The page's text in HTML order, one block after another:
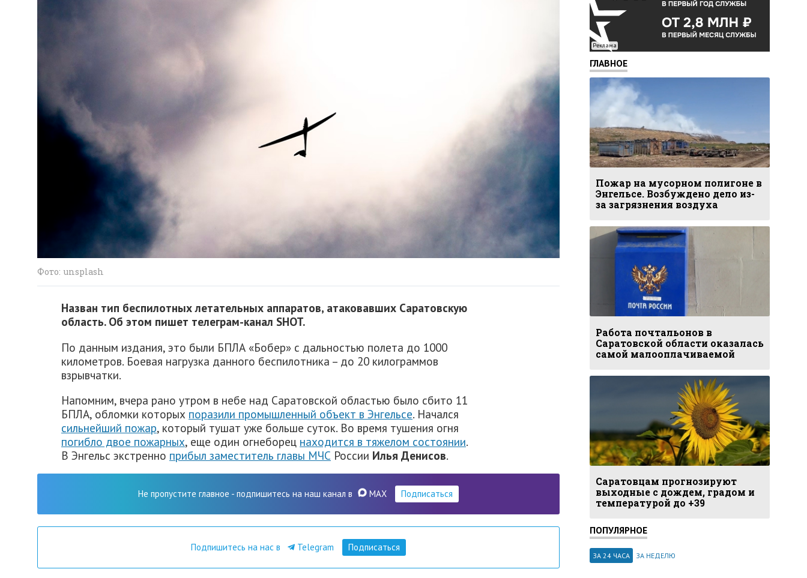
Фото: unsplash
Назван тип беспилотных летательных аппаратов, атаковавших Саратовскую
область. Об этом пишет телеграм-канал SHOT.
По данным издания, это были БПЛА «Бобер» с дальностью полета до 1000
километров. Боевая нагрузка данного беспилотника – до 20 килограммов
взрывчатки.
Напомним, вчера рано утром в небе над Саратовской областью было сбито 11
БПЛА, обломки которых поразили промышленный объект в Энгельсе. Начался
сильнейший пожар, который тушат уже больше суток. Во время тушения огня
погибло двое пожарных, еще один огнеборец находится в тяжелом состоянии.
В Энгельс экстренно прибыл заместитель главы МЧС России Илья Денисов.
Не пропустите главное - подпишитесь на наш канал в MAX Подписаться
Подпишитесь на нас в Telegram Подписаться
Реклама
ГЛАВНОЕ
Пожар на мусорном полигоне в
Энгельсе. Возбуждено дело из-
за загрязнения воздуха
Работа почтальонов в
Саратовской области оказалась
самой малооплачиваемой
Саратовцам прогнозируют
выходные с дождем, градом и
температурой до +39
ПОПУЛЯРНОЕ
ЗА 24 ЧАСА ЗА НЕДЕЛЮ